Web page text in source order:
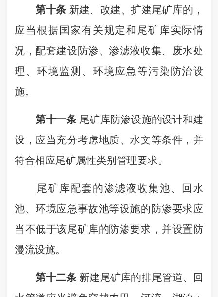
第十条 新建、改建、扩建尾矿库的，
应当根据国家有关规定和尾矿库实际情
况，配套建设防渗、渗滤液收集、废水处
理、环境监测、环境应急等污染防治设
施。
第十一条 尾矿库防渗设施的设计和建
设，应当充分考虑地质、水文等条件，并
符合相应尾矿属性类别管理要求。
尾矿库配套的渗滤液收集池、回水
池、环境应急事故池等设施的防渗要求应
当不低于该尾矿库的防渗要求，并设置防
漫流设施。
第十二条 新建尾矿库的排尾管道、回